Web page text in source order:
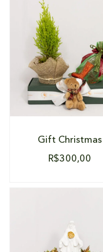
DETALHES
Gift Christmas
R$300,00